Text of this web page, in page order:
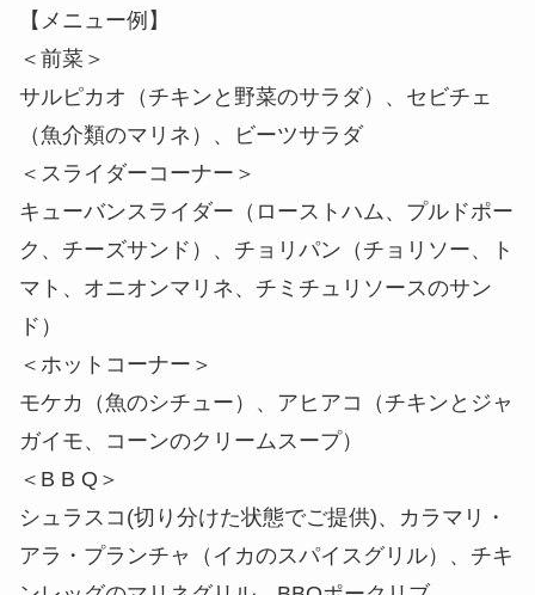
＜スライダーコーナー＞
キューバンスライダー（ローストハム、プルドポー
ク、チーズサンド）、チョリパン（チョリソー、ト
マト、オニオンマリネ、チミチュリソースのサン
ド）
＜ホットコーナー＞
モケカ（魚のシチュー）、アヒアコ（チキンとジャ
ガイモ、コーンのクリームスープ）
＜B B Q＞
シュラスコ(切り分けた状態でご提供)、カラマリ・
アラ・プランチャ（イカのスパイスグリル）、チキ
ンレッグのマリネグリル、BBQポークリブ
＜デザート＞
トレスレチェ（ミルクケーキ）、プジン・デ・レイ
チ・コンデンサード（コンデンスミルクのプリ
ン） など